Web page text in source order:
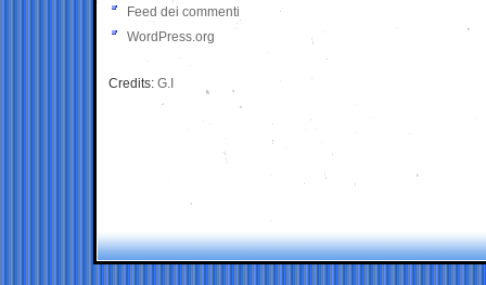
Feed dei commenti
WordPress.org
Credits: G.I